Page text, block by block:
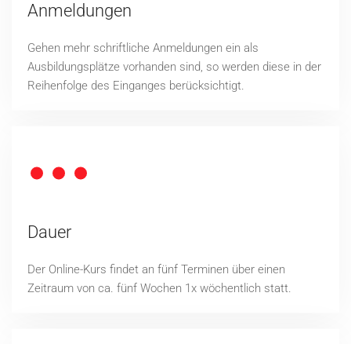
Anmeldungen
Gehen mehr schriftliche Anmeldungen ein als
Ausbildungsplätze vorhanden sind, so werden diese in der
Reihenfolge des Einganges berücksichtigt.
Dauer
Der Online-Kurs findet an fünf Terminen über einen
Zeitraum von ca. fünf Wochen 1x wöchentlich statt.